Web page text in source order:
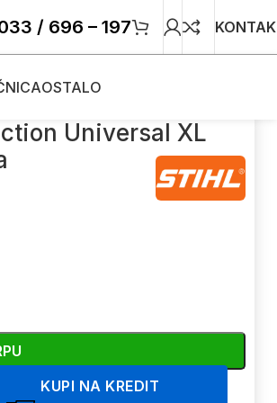
/ 696 – 197
OSTALO
Universal XL
KUPI NA KREDIT